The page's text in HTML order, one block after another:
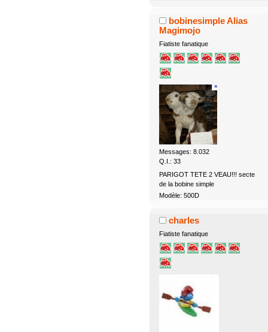
bobinesimple Alias
Magimojo
Fiatiste fanatique
Messages: 8.032
Q.I.: 33
PARIGOT TETE 2 VEAU!!! secte
de la bobine simple
Modèle: 500D
charles
Fiatiste fanatique